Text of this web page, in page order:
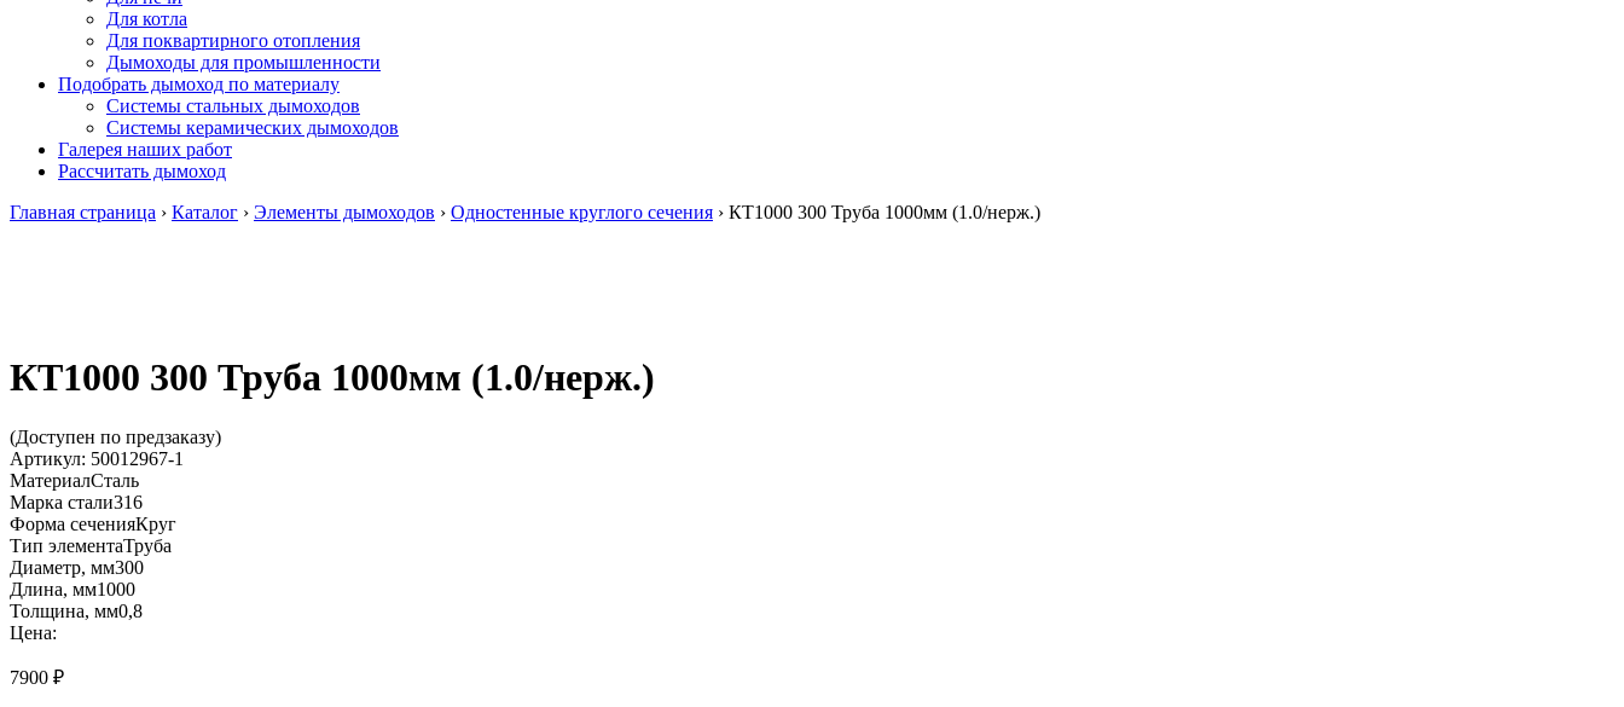
Для котла
Для поквартирного отопления
Дымоходы для промышленности
Подобрать дымоход по материалу
Системы стальных дымоходов
Системы керамических дымоходов
Галерея наших работ
Рассчитать дымоход
Главная страница › Каталог › Элементы дымоходов › Одностенные круглого сечения › КТ1000 300 Труба 1000мм (1.0/нерж.)
КТ1000 300 Труба 1000мм (1.0/нерж.)
(Доступен по предзаказу)
Артикул: 50012967-1
МатериалСталь
Марка стали316
Форма сеченияКруг
Тип элементаТруба
Диаметр, мм300
Длина, мм1000
Толщина, мм0,8
Цена:
7900 ₽